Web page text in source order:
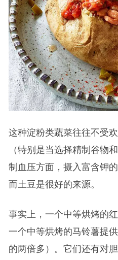
这种淀粉类蔬菜往往不受
（特别是当选择精制谷物
制血压方面，摄入富含钾
而土豆是很好的来源。
事实上，一个中等烘烤的
一个中等烘烤的马铃薯提
的两倍多）。它们还有对